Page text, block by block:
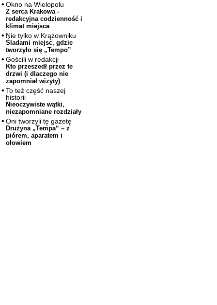
Okno na Wielopolu
Z serca Krakowa -
redakcyjna codzienność i
klimat miejsca
Nie tylko w Krążowniku
Śladami miejsc, gdzie
tworzyło się „Tempo”
Gościli w redakcji
Kto przeszedł przez te
drzwi (i dlaczego nie
zapomniał wizyty)
To też część naszej
historii
Nieoczywiste wątki,
niezapomniane rozdziały
Oni tworzyli tę gazetę
Drużyna „Tempa“ – z
piórem, aparatem i
ołowiem